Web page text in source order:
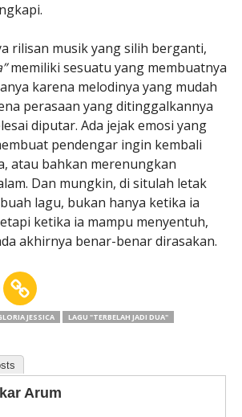
rilisan musik yang silih berganti,
memiliki sesuatu yang membuatnya
karena melodinya yang mudah
perasaan yang ditinggalkannya
diputar. Ada jejak emosi yang
pendengar ingin kembali
atau bahkan merenungkan
Dan mungkin, di situlah letak
lagu, bukan hanya ketika ia
ketika ia mampu menyentuh,
akhirnya benar-benar dirasakan.
JESSICA LAGU "TERBELAH JADI DUA"
Arum